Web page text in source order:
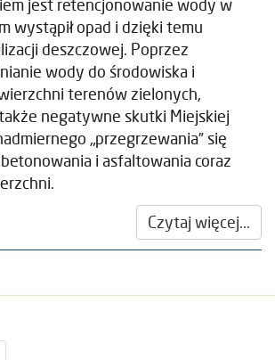
jest retencjonowanie wody w
wystąpił opad i dzięki temu
deszczowej. Poprzez
wody do środowiska i
terenów zielonych,
negatywne skutki Miejskiej
„przegrzewania” się
i asfaltowania coraz
Czytaj więcej...